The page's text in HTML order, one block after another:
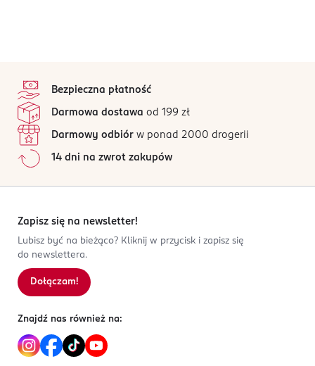
Bezpieczna płatność
Darmowa dostawa od 199 zł
Darmowy odbiór w ponad 2000 drogerii
14 dni na zwrot zakupów
Zapisz się na newsletter!
Lubisz być na bieżąco? Kliknij w przycisk i zapisz się
do newslettera.
Dołączam!
Znajdź nas również na: